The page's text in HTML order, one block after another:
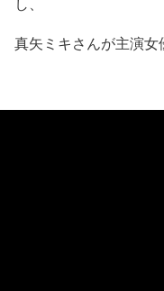
真矢ミキさんが主演女